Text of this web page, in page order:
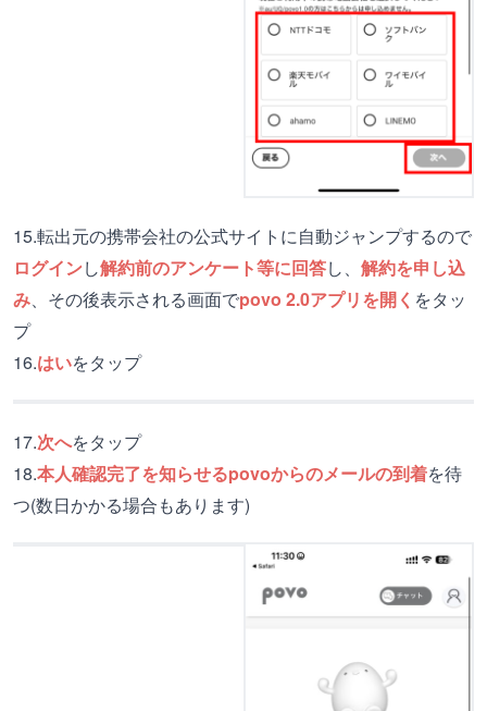
15.転出元の携帯会社の公式サイトに自動ジャンプするので
ログインし解約前のアンケート等に回答し、 解約を申し込
み、その後表示される画面でpovo 2.0アプリを開く をタッ
プ
16.はいをタップ
17.次へをタップ
18.本人確認完了を知らせるpovoからのメールの到着を待
つ(数日かかる場合もあります)